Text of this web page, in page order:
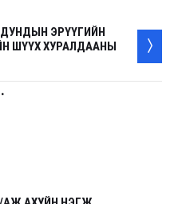
ЭРҮҮГИЙН
ШҮҮХ ХУРАЛДААНЫ